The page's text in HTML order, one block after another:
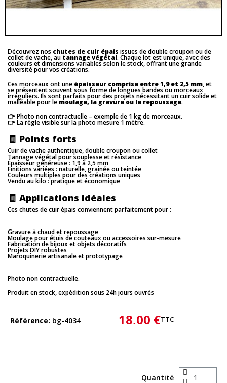
Découvrez nos chutes de cuir épais issues de double croupon ou de
collet de vache, au tannage végétal. Chaque lot est unique, avec des
couleurs et dimensions variables selon le stock, offrant une grande
diversité pour vos créations.
Ces morceaux ont une épaisseur comprise entre 1,9 et 2,5 mm, et
se présentent souvent sous forme de longues bandes ou morceaux
irréguliers. Ils sont parfaits pour des projets nécessitant un cuir solide et
malléable pour le moulage, la gravure ou le repoussage.
👉 Photo non contractuelle – exemple de 1 kg de morceaux.
👉 La règle visible sur la photo mesure 1 mètre.
🧾 Points forts
Cuir de vache authentique, double croupon ou collet
Tannage végétal pour souplesse et résistance
Épaisseur généreuse : 1,9 à 2,5 mm
Finitions variées : naturelle, grainée ou teintée
Couleurs multiples pour des créations uniques
Vendu au kilo : pratique et économique
🧾 Applications idéales
Ces chutes de cuir épais conviennent parfaitement pour :
Gravure à chaud et repoussage
Moulage pour étuis de couteaux ou accessoires sur-mesure
Fabrication de bijoux et objets décoratifs
Projets DIY robustes
Maroquinerie artisanale et prototypage
Photo non contractuelle.
Produit en stock, expédition sous 24h jours ouvrés
Référence bg-4034 18,00 €TTC
Quantité